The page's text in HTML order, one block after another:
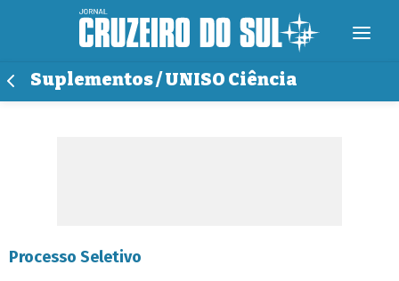
Suplementos / UNISO Ciência
Processo Seletivo